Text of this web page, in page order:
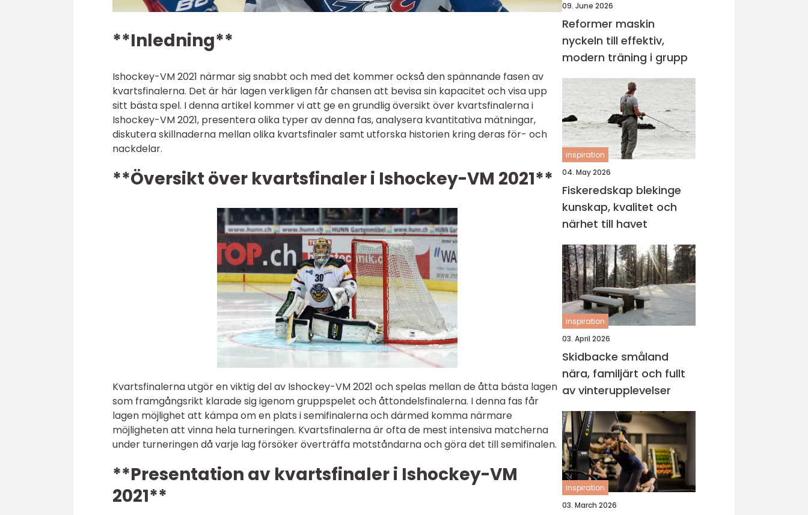
**Inledning**
Ishockey-VM 2021 närmar sig snabbt och med det kommer också den spännande fasen av
kvartsfinalerna. Det är här lagen verkligen får chansen att bevisa sin kapacitet och visa upp
sitt bästa spel. I denna artikel kommer vi att ge en grundlig översikt över kvartsfinalerna i
Ishockey-VM 2021, presentera olika typer av denna fas, analysera kvantitativa mätningar,
diskutera skillnaderna mellan olika kvartsfinaler samt utforska historien kring deras för- och
nackdelar.
**Översikt över kvartsfinaler i Ishockey-VM 2021**
Kvartsfinalerna utgör en viktig del av Ishockey-VM 2021 och spelas mellan de åtta bästa lagen
som framgångsrikt klarade sig igenom gruppspelet och åttondelsfinalerna. I denna fas får
lagen möjlighet att kämpa om en plats i semifinalerna och därmed komma närmare
möjligheten att vinna hela turneringen. Kvartsfinalerna är ofta de mest intensiva matcherna
under turneringen då varje lag försöker överträffa motståndarna och göra det till semifinalen.
**Presentation av kvartsfinaler i Ishockey-VM
2021**
09. June 2026
Reformer maskin
nyckeln till effektiv,
modern träning i grupp
inspiration
04. May 2026
Fiskeredskap blekinge
kunskap, kvalitet och
närhet till havet
inspiration
03. April 2026
Skidbacke småland
nära, familjärt och fullt
av vinterupplevelser
inspiration
03. March 2026